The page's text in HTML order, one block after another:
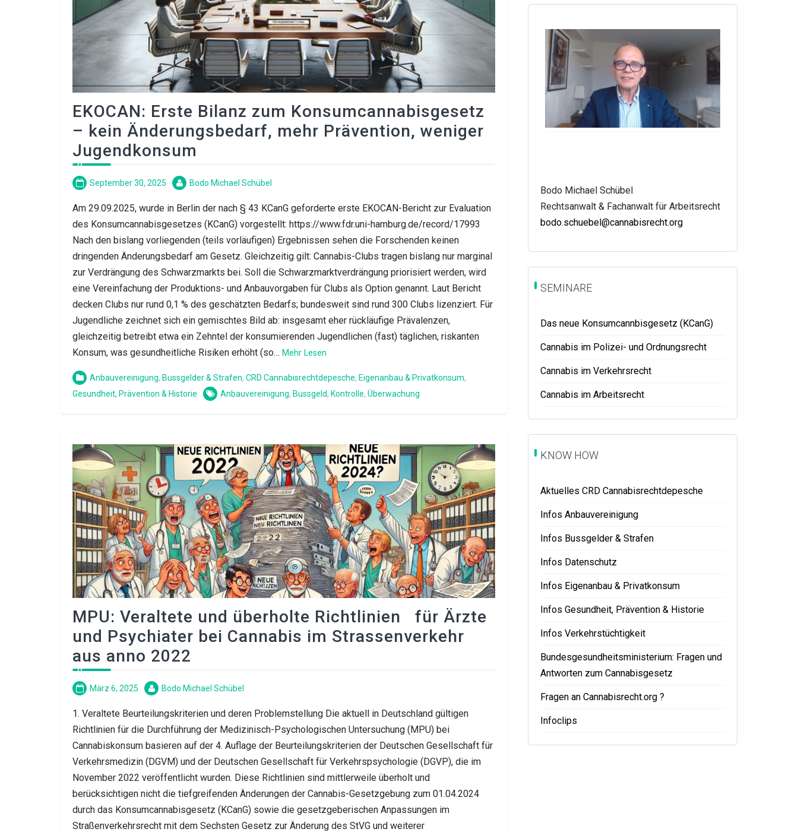
EKOCAN: Erste Bilanz zum Konsumcannabisgesetz
– kein Änderungsbedarf, mehr Prävention, weniger
Jugendkonsum
September 30, 2025 Bodo Michael Schübel
Am 29.09.2025, wurde in Berlin der nach § 43 KCanG geforderte erste EKOCAN-Bericht zur Evaluation
des Konsumcannabisgesetzes (KCanG) vorgestellt: https://www.fdr.uni-hamburg.de/record/17993
Nach den bislang vorliegenden (teils vorläufigen) Ergebnissen sehen die Forschenden keinen
dringenden Änderungsbedarf am Gesetz. Gleichzeitig gilt: Cannabis-Clubs tragen bislang nur marginal
zur Verdrängung des Schwarzmarkts bei. Soll die Schwarzmarktverdrängung priorisiert werden, wird
eine Vereinfachung der Produktions- und Anbauvorgaben für Clubs als Option genannt. Laut Bericht
decken Clubs nur rund 0,1 % des geschätzten Bedarfs; bundesweit sind rund 300 Clubs lizenziert. Für
Jugendliche zeichnet sich ein gemischtes Bild ab: insgesamt eher rückläufige Prävalenzen,
gleichzeitig betreibt etwa ein Zehntel der konsumierenden Jugendlichen (fast) täglichen, riskanten
Konsum, was gesundheitliche Risiken erhöht (so… Mehr Lesen
Anbauvereinigung, Bussgelder & Strafen, CRD Cannabisrechtdepesche, Eigenanbau & Privatkonsum,
Gesundheit, Prävention & Historie
Anbauvereinigung, Bussgeld, Kontrolle, Überwachung
MPU: Veraltete und überholte Richtlinien für Ärzte
und Psychiater bei Cannabis im Strassenverkehr
aus anno 2022
März 6, 2025 Bodo Michael Schübel
1. Veraltete Beurteilungskriterien und deren Problemstellung Die aktuell in Deutschland gültigen
Richtlinien für die Durchführung der Medizinisch-Psychologischen Untersuchung (MPU) bei
Cannabiskonsum basieren auf der 4. Auflage der Beurteilungskriterien der Deutschen Gesellschaft für
Verkehrsmedizin (DGVM) und der Deutschen Gesellschaft für Verkehrspsychologie (DGVP), die im
November 2022 veröffentlicht wurden. Diese Richtlinien sind mittlerweile überholt und
berücksichtigen nicht die tiefgreifenden Änderungen der Cannabis-Gesetzgebung zum 01.04.2024
durch das Konsumcannabisgesetz (KCanG) sowie die gesetzgeberischen Anpassungen im
Straßenverkehrsrecht mit dem Sechsten Gesetz zur Änderung des StVG und weiterer
Bodo Michael Schübel
Rechtsanwalt & Fachanwalt für Arbeitsrecht
bodo.schuebel@cannabisrecht.org
SEMINARE
Das neue Konsumcannbisgesetz (KCanG)
Cannabis im Polizei- und Ordnungsrecht
Cannabis im Verkehrsrecht
Cannabis im Arbeitsrecht
KNOW HOW
Aktuelles CRD Cannabisrechtdepesche
Infos Anbauvereinigung
Infos Bussgelder & Strafen
Infos Datenschutz
Infos Eigenanbau & Privatkonsum
Infos Gesundheit, Prävention & Historie
Infos Verkehrstüchtigkeit
Bundesgesundheitsministerium: Fragen und
Antworten zum Cannabisgesetz
Fragen an Cannabisrecht.org ?
Infoclips